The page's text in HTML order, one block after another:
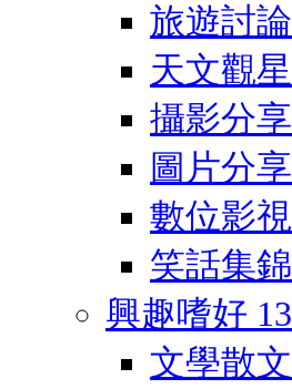
旅遊討論
天文觀星
攝影分享
圖片分享
數位影視
笑話集錦
興趣嗜好 13
文學散文